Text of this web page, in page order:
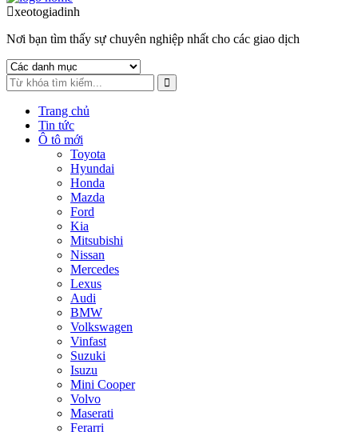
to
toxeotogiadinh
Nơi bạn tìm thấy sự chuyên nghiệp nhất cho các giao dịch
Trang chủ
Tin tức
Ô tô mới
Toyota
Hyundai
Honda
Mazda
Ford
Kia
Mitsubishi
Nissan
Mercedes
Lexus
Audi
BMW
Volkswagen
Vinfast
Suzuki
Isuzu
Mini Cooper
Volvo
Maserati
Ferarri